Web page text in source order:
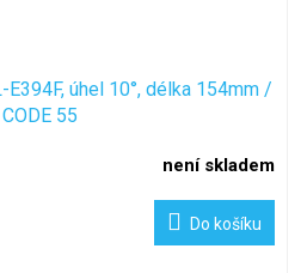
E394F, úhel 10°, délka 154mm /
CODE 55
není skladem
Do košíku